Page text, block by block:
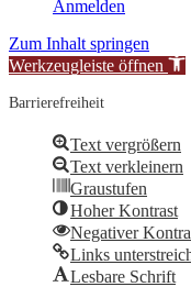
Anmelden
Zum Inhalt springen
Werkzeugleiste öffnen
Barrierefreiheit
Text vergrößern
Text verkleinern
Graustufen
Hoher Kontrast
Negativer
Links
Lesbare Schrift